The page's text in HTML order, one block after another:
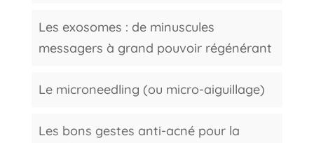
Les exosomes : de minuscules
messagers à grand pouvoir régénérant
Le microneedling (ou micro-aiguillage)
Les bons gestes anti-acné pour la